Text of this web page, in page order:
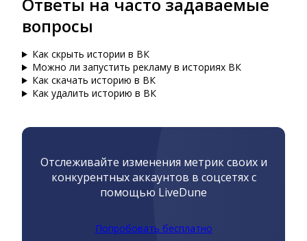
Ответы на часто задаваемые
вопросы
Как скрыть истории в ВК
Можно ли запустить рекламу в историях ВК
Как скачать историю в ВК
Как удалить историю в ВК
Отслеживайте изменения метрик своих и
конкурентных аккаунтов в соцсетях с
помощью LiveDune
Попробовать бесплатно